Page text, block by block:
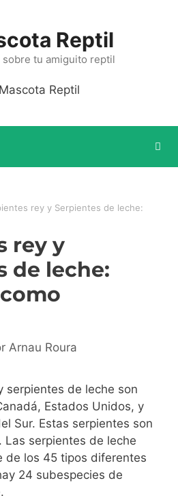
Reptil
sobre tu amiguito reptil
rey y Serpientes de leche:
rey y
de leche:
Arnau Roura
serpientes de leche son
Estados Unidos, y
Sur. Estas serpientes son
Las serpientes de leche
de los 45 tipos diferentes
24 subespecies de